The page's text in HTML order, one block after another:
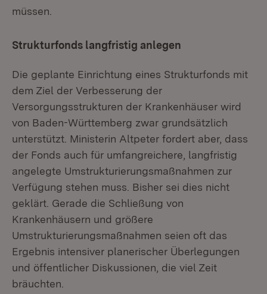
müssen.
Strukturfonds langfristig anlegen
Die geplante Einrichtung eines Strukturfonds mit
dem Ziel der Verbesserung der
Versorgungsstrukturen der Krankenhäuser wird
von Baden-Württemberg zwar grundsätzlich
unterstützt. Ministerin Altpeter fordert aber, dass
der Fonds auch für umfangreichere, langfristig
angelegte Umstrukturierungsmaßnahmen zur
Verfügung stehen muss. Bisher sei dies nicht
geklärt. Gerade die Schließung von
Krankenhäusern und größere
Umstrukturierungsmaßnahmen seien oft das
Ergebnis intensiver planerischer Überlegungen
und öffentlicher Diskussionen, die viel Zeit
bräuchten.